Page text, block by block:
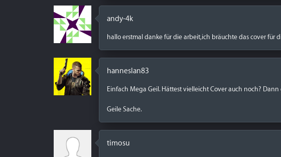
andy-4k
hallo erstmal danke für die arbeit,ich bräuchte das cover für
hanneslan83
Einfach Mega Geil. Hättest vielleicht Cover auch noch?
Geile Sache.
timosu